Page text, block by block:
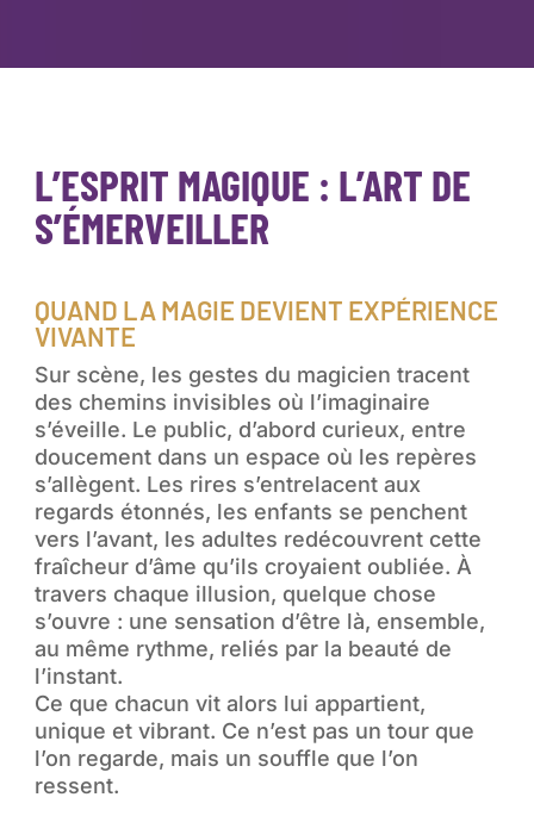
L’ESPRIT MAGIQUE : L’ART DE
S’ÉMERVEILLER
QUAND LA MAGIE DEVIENT EXPÉRIENCE
VIVANTE
Sur scène, les gestes du magicien tracent
des chemins invisibles où l’imaginaire
s’éveille. Le public, d’abord curieux, entre
doucement dans un espace où les repères
s’allègent. Les rires s’entrelacent aux
regards étonnés, les enfants se penchent
vers l’avant, les adultes redécouvrent cette
fraîcheur d’âme qu’ils croyaient oubliée. À
travers chaque illusion, quelque chose
s’ouvre : une sensation d’être là, ensemble,
au même rythme, reliés par la beauté de
l’instant.
Ce que chacun vit alors lui appartient,
unique et vibrant. Ce n’est pas un tour que
l’on regarde, mais un souffle que l’on
ressent.